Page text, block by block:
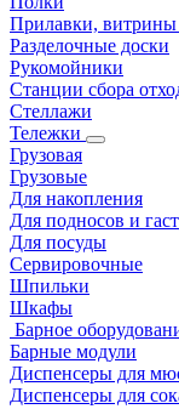
Прилавки, витрины
Разделочные доски
Рукомойники
Станции сбора
Стеллажи
Тележки
Грузовая
Грузовые
Для накопления
Для подносов и
Для посуды
Сервировочные
Шпильки
Шкафы
Барное
Барные модули
Диспенсеры для
Диспенсеры для